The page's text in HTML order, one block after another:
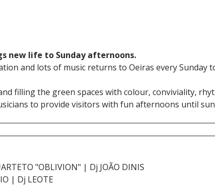
new life to Sunday afternoons.
and lots of music returns to Oeiras every Sunday
filling the green spaces with colour, conviviality,
to provide visitors with fun afternoons until
"OBLIVION" | Dj JOÃO DINIS
| Dj LEOTE